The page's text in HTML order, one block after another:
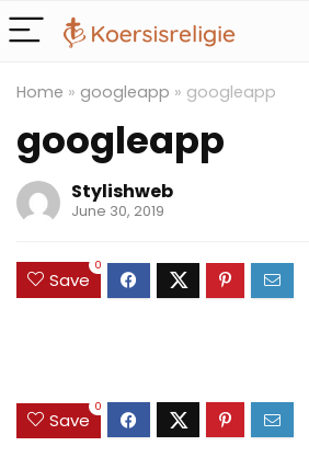
Home » googleapp » googleapp
googleapp
Stylishweb
June 30, 2019
Save
0
Save
0